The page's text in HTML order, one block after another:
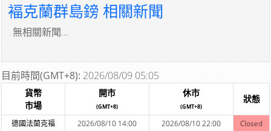
褔克蘭群島鎊 相關新聞
無相關新聞...
目前時間(GMT+8): 2026/08/09 05:05
貨幣
市場
開市
(GMT+8)
休市
(GMT+8)
狀態
德國法蘭克福 2026/08/10 14:00 2026/08/10 22:00
Closed